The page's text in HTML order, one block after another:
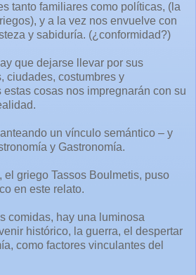
tanto familiares como políticas, (la
y a la vez nos envuelve con
y sabiduría. (¿conformidad?)
que dejarse llevar por sus
ciudades, costumbres y
cosas nos impregnarán con su
un vínculo semántico – y
y Gastronomía.
el griego Tassos Boulmetis, puso
en este relato.
comidas, hay una luminosa
histórico, la guerra, el despertar
como factores vinculantes del